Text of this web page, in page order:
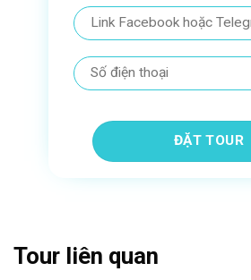
Tour liên quan